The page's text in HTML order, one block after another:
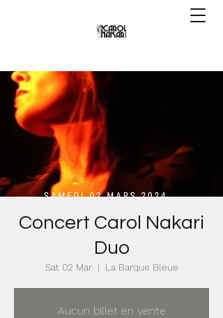
Concert Carol Nakari
Duo
Sat 02 Mar
  |
La Barque Bleue
Aucun billet en vente